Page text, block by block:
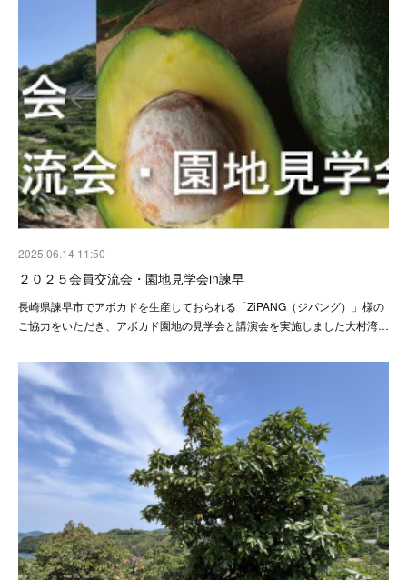
2025.06.14 11:50
２０２５会員交流会・園地見学会in諫早
長崎県諫早市でアボカドを生産しておられる「ZiPANG（ジパング）」様の
ご協力をいただき、アボカド園地の見学会と講演会を実施しました大村湾…